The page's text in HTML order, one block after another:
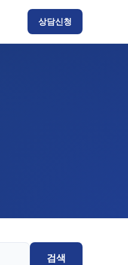
상담신청
검색